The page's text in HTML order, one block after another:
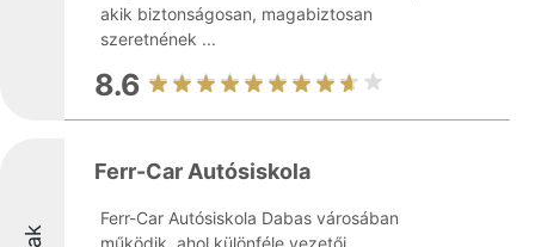
akik biztonságosan, magabiztosan
szeretnének ...
8.6
Ferr-Car Autósiskola
Ferr-Car Autósiskola Dabas városában
működik, ahol különféle vezetői